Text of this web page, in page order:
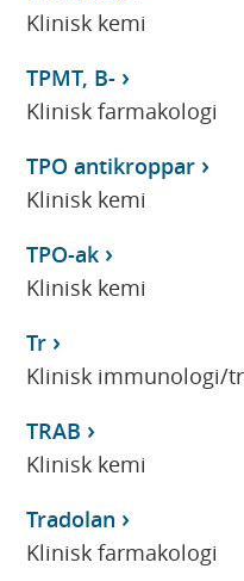
Klinisk kemi
TPMT, B-
Klinisk farmakologi
TPO antikroppar
Klinisk kemi
TPO-ak
Klinisk kemi
Tr
Klinisk immunologi/
TRAB
Klinisk kemi
Tradolan
Klinisk farmakologi